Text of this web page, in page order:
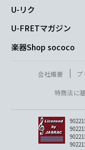
U-リク
U-FRETマガジン
楽器Shop sococo
会社概要 プ
特商法に